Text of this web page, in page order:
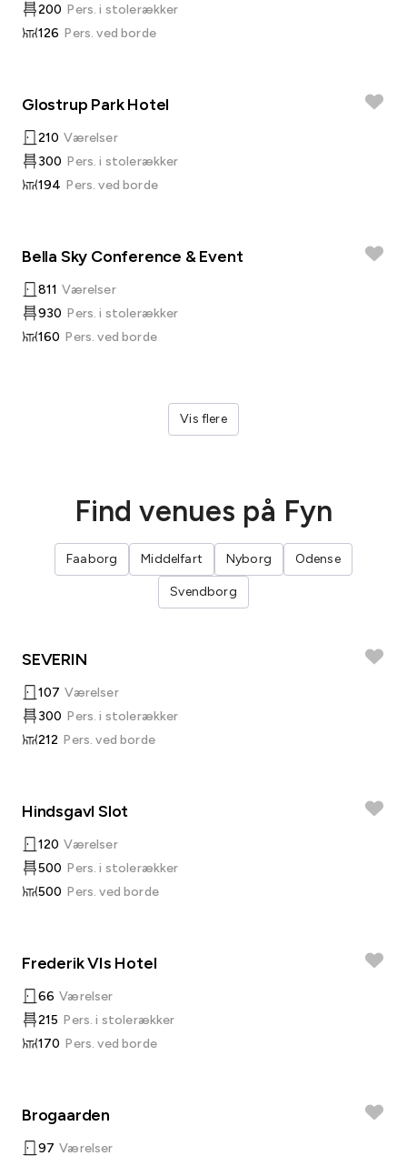
200 Pers. i stolerækker
126 Pers. ved borde
Glostrup Park Hotel
210 Værelser
300 Pers. i stolerækker
194 Pers. ved borde
Bella Sky Conference & Event
811 Værelser
930 Pers. i stolerækker
160 Pers. ved borde
Vis flere
Find venues på Fyn
Faaborg Middelfart Nyborg Odense
Svendborg
SEVERIN
107 Værelser
300 Pers. i stolerækker
212 Pers. ved borde
Hindsgavl Slot
120 Værelser
500 Pers. i stolerækker
500 Pers. ved borde
Frederik VIs Hotel
66 Værelser
215 Pers. i stolerækker
170 Pers. ved borde
Brogaarden
97 Værelser